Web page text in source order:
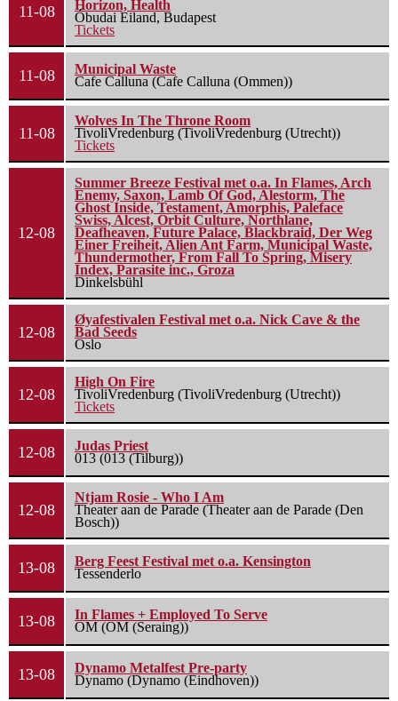
11-08
Horizon, Health
Óbudai Eiland, Budapest
Tickets
11-08
Municipal Waste
Cafe Calluna (Cafe Calluna (Ommen))
11-08
Wolves In The Throne Room
TivoliVredenburg (TivoliVredenburg (Utrecht))
Tickets
12-08
Summer Breeze Festival met o.a. In Flames, Arch
Enemy, Saxon, Lamb Of God, Alestorm, The
Ghost Inside, Testament, Amorphis, Paleface
Swiss, Alcest, Orbit Culture, Northlane,
Deafheaven, Future Palace, Blackbraid, Der Weg
Einer Freiheit, Alien Ant Farm, Municipal Waste,
Thundermother, From Fall To Spring, Misery
Index, Parasite inc., Groza
Dinkelsbühl
12-08
Øyafestivalen Festival met o.a. Nick Cave & the
Bad Seeds
Oslo
12-08
High On Fire
TivoliVredenburg (TivoliVredenburg (Utrecht))
Tickets
12-08
Judas Priest
013 (013 (Tilburg))
12-08
Ntjam Rosie - Who I Am
Theater aan de Parade (Theater aan de Parade (Den
Bosch))
13-08
Berg Feest Festival met o.a. Kensington
Tessenderlo
13-08
In Flames + Employed To Serve
OM (OM (Seraing))
13-08
Dynamo Metalfest Pre-party
Dynamo (Dynamo (Eindhoven))